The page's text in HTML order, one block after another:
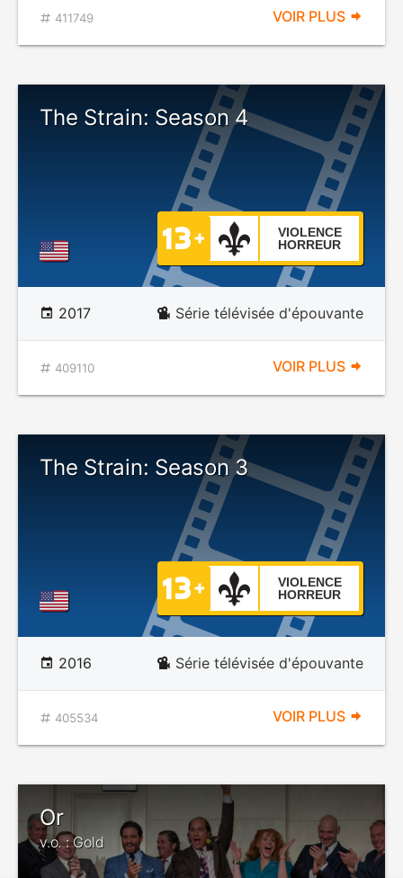
411749 VOIR PLUS
The Strain: Season 4
VIOLENCE
HORREUR
2017 Série télévisée d'épouvante
409110 VOIR PLUS
The Strain: Season 3
VIOLENCE
HORREUR
2016 Série télévisée d'épouvante
405534 VOIR PLUS
Or
v.o. : Gold